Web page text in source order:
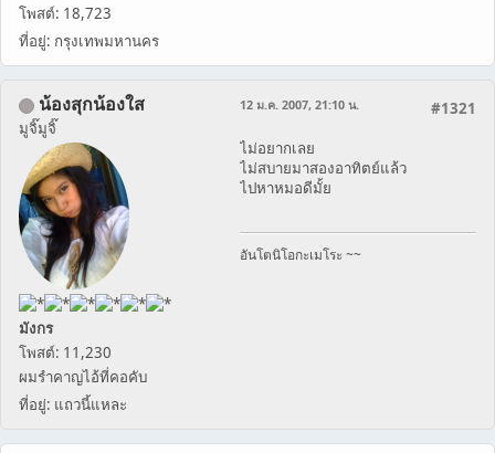
โพสต์: 18,723
ที่อยู่: กรุงเทพมหานคร
น้องสุกน้องใส
มูจิ๊มูจิ๊
มังกร
โพสต์: 11,230
ผมรำคาญไอ้ที่คอคับ
ที่อยู่: แถวนี้แหละ
#1321
12 ม.ค. 2007, 21:10 น.
ไม่อยากเลย
ไม่สบายมาสองอาทิตย์แล้ว
ไปหาหมอดีมั้ย
อันโตนิโอกะเมโระ ~~